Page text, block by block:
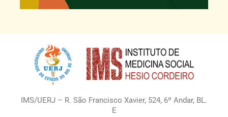
IMS/UERJ – R. São Francisco Xavier, 524, 6º Andar, BL.
E